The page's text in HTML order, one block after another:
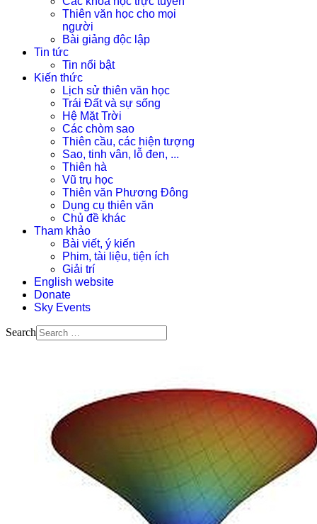
Thiên văn học cho mọi
người
Bài giảng độc lập
Tin tức
Tin nổi bật
Kiến thức
Lịch sử thiên văn học
Trái Đất và sự sống
Hệ Mặt Trời
Các chòm sao
Thiên cầu, các hiện tượng
Sao, tinh vân, lỗ đen, ...
Thiên hà
Vũ trụ học
Thiên văn Phương Đông
Dụng cụ thiên văn
Chủ đề khác
Tham khảo
Bài viết, ý kiến
Phim, tài liệu, tiện ích
Giải trí
English website
Donate
Sky Events
Search